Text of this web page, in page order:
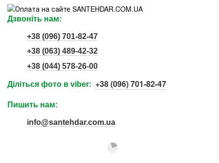
Дзвоніть нам:
+38 (096) 701-82-47
+38 (063) 489-42-32
+38 (044) 578-26-00
Діліться фото в viber: +38 (096) 701-82-47
Пишить нам:
info@santehdar.com.ua